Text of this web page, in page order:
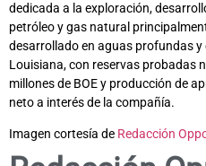
dedicada a la exploración,
petróleo y gas natural
desarrollado en aguas profundas y
Louisiana, con reservas probadas
millones de BOE y producción de
neto a interés de la compañía.
Imagen cortesía de Redacción